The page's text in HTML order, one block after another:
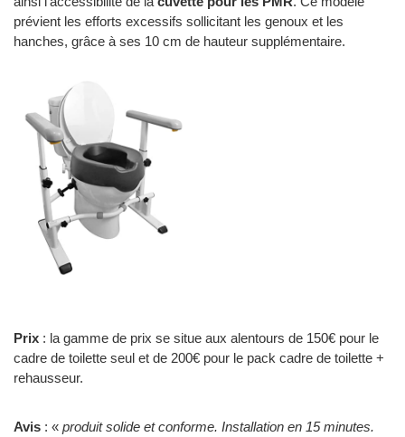
prévient les efforts excessifs sollicitant les genoux et les
hanches, grâce à ses 10 cm de hauteur supplémentaire.
Prix : la gamme de prix se situe aux alentours de 150€ pour le
cadre de toilette seul et de 200€ pour le pack cadre de toilette +
rehausseur.
Avis : « produit solide et conforme. Installation en 15 minutes.